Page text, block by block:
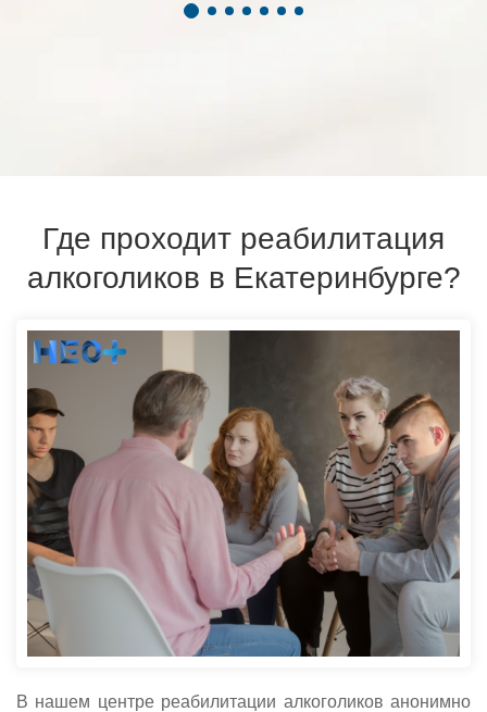
Где проходит реабилитация
алкоголиков в Екатеринбурге?
В нашем центре реабилитации алкоголиков анонимно